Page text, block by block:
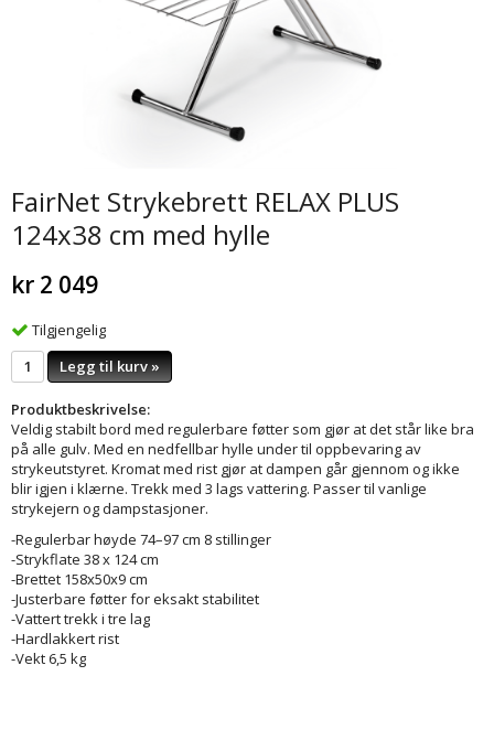
FairNet Strykebrett RELAX PLUS
124x38 cm med hylle
kr 2 049
Tilgjengelig
Legg til kurv »
Produktbeskrivelse:
Veldig stabilt bord med regulerbare føtter som gjør at det står like bra
på alle gulv. Med en nedfellbar hylle under til oppbevaring av
strykeutstyret. Kromat med rist gjør at dampen går gjennom og ikke
blir igjen i klærne. Trekk med 3 lags vattering. Passer til vanlige
strykejern og dampstasjoner.
-Regulerbar høyde 74–97 cm 8 stillinger
-Strykflate 38 x 124 cm
-Brettet 158x50x9 cm
-Justerbare føtter for eksakt stabilitet
-Vattert trekk i tre lag
-Hardlakkert rist
-Vekt 6,5 kg